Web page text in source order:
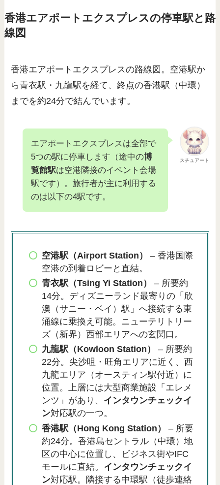
香港エアポートエクスプレスの停車駅と路
線図
香港エアポートエクスプレスの路線図。空港駅か
ら青衣駅・九龍駅を経て、終点の香港駅（中環）
までを約24分で結んでいます。
スチュアート
エアポートエクスプレスは全部で
5つの駅に停車します（途中の博
覧館駅は空港隣接のイベント会場
駅です）。旅行者が主に利用する
のは以下の4駅です。
空港駅（Airport Station）
– 香港国際
空港の到着ロビーと直結。
青衣駅（Tsing Yi Station）
– 所要約
14分。ディズニーランド最寄りの「欣
澳（サニー・ベイ）駅」へ接続する東
涌線に乗換え可能。ニューテリトリー
ズ（新界）西部エリアへの玄関口。
九龍駅（Kowloon Station）
– 所要約
22分。尖沙咀・旺角エリアに近く、西
九龍エリア（オースティン駅付近）に
位置。上層には大型商業施設「エレメ
ンツ」があり、 インタウンチェックイ
ン対応駅の一つ。
香港駅（Hong Kong Station）
– 所要
約24分。香港島セントラル（中環）地
区の中心に位置し、ビジネス街やIFC
モールに直結。 インタウンチェックイ
ン対応駅。隣接する中環駅（徒歩連絡